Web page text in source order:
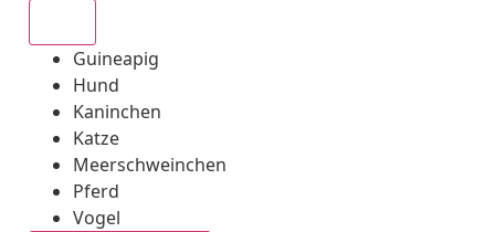
Guineapig
Hund
Kaninchen
Katze
Meerschweinchen
Pferd
Vogel